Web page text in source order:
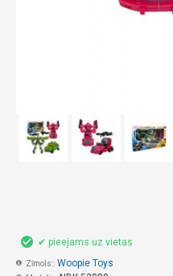
✔ pieejams uz vietas
Zīmols:: Woopie Toys